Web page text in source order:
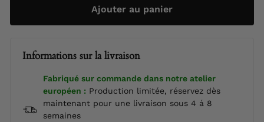
Ajouter au panier
Informations sur la livraison
Fabriqué sur commande dans notre atelier
européen : Production limitée, réservez dès
maintenant pour une livraison sous 4 á 8
semaines